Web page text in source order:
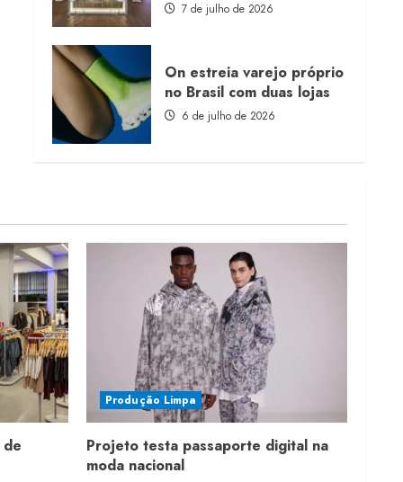
7 de julho de 2026
On estreia varejo próprio
no Brasil com duas lojas
6 de julho de 2026
Produção Limpa
Projeto testa passaporte digital na
moda nacional